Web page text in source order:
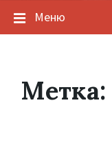
Меню
Метка: